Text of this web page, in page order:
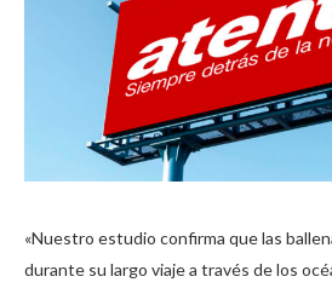
«Nuestro estudio confirma que las
durante su largo viaje a través de los